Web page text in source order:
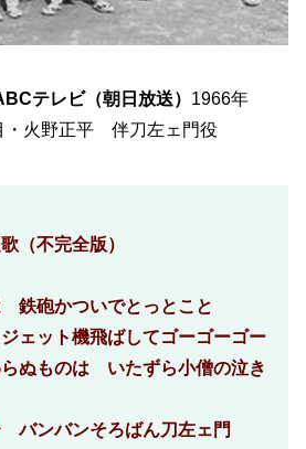
テレビ（朝日放送） 1966年
・火野正平 伴刀左ェ門役
（不完全版）
鉄砲かついでとっとこと
ェット機飛ばしてゴーゴーゴー
ぬものは いたずら小僧の泣き
バンバンそろばん刀左ェ門